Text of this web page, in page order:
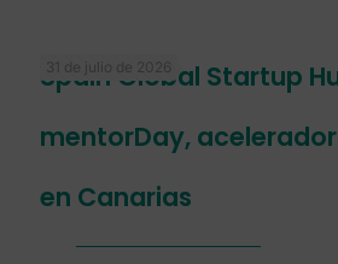
31 de julio de 2026
Spain Global Startup
mentorDay,
en Canarias